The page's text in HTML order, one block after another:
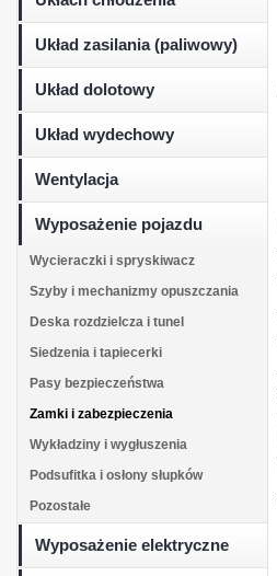
Układ zasilania (paliwowy)
Układ dolotowy
Układ wydechowy
Wentylacja
Wyposażenie pojazdu
Wycieraczki i spryskiwacz
Szyby i mechanizmy opuszczania
Deska rozdzielcza i tunel
Siedzenia i tapiecerki
Pasy bezpieczeństwa
Zamki i zabezpieczenia
Wykładziny i wygłuszenia
Podsufitka i osłony słupków
Pozostałe
Wyposażenie elektryczne